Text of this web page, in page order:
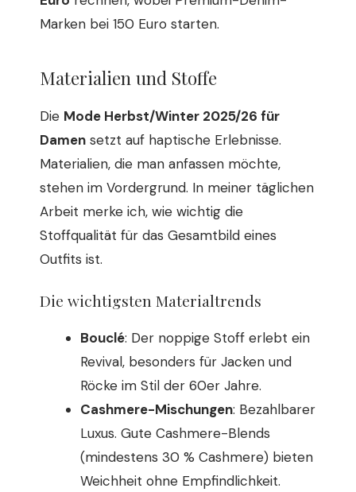
Marken bei 150 Euro starten.
Materialien und Stoffe
Die Mode Herbst/Winter 2025/26 für
Damen setzt auf haptische Erlebnisse.
Materialien, die man anfassen möchte,
stehen im Vordergrund. In meiner täglichen
Arbeit merke ich, wie wichtig die
Stoffqualität für das Gesamtbild eines
Outfits ist.
Die wichtigsten Materialtrends
Bouclé: Der noppige Stoff erlebt ein
Revival, besonders für Jacken und
Röcke im Stil der 60er Jahre.
Cashmere-Mischungen: Bezahlbarer
Luxus. Gute Cashmere-Blends
(mindestens 30 % Cashmere) bieten
Weichheit ohne Empfindlichkeit.